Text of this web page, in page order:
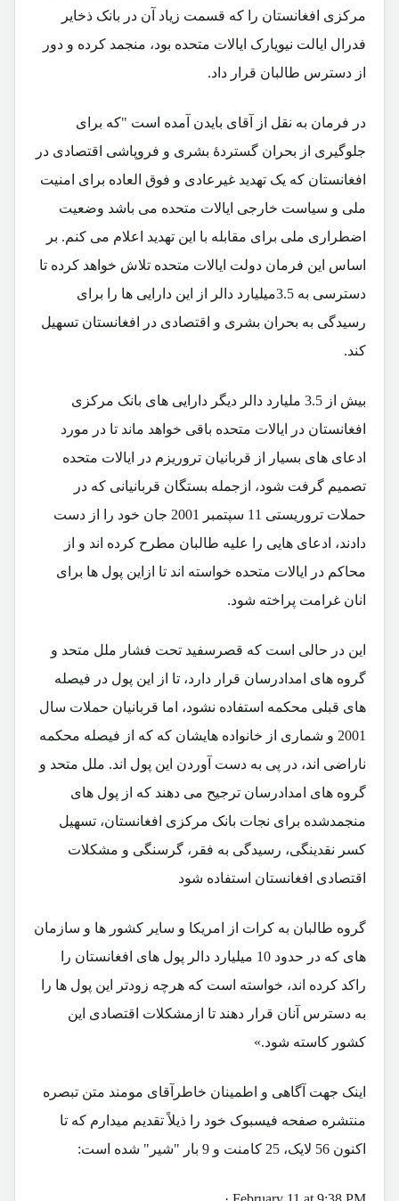
مرکزی افغانستان را که قسمت زیاد آن در بانک ذخایر
فدرال ایالت نیویارک ایالات متحده بود، منجمد کرده و دور
از دسترس طالبان قرار داد.
در فرمان به نقل از آقای بایدن آمده است "که برای
جلوگیری از بحران گستردهٔ بشری و فروپاشی اقتصادی در
افغانستان که یک تهدید غیرعادی و فوق العاده برای امنیت
ملی و سیاست خارجی ایالات متحده می ‌باشد وضعیت
اضطراری ملی برای مقابله با این تهدید اعلام می کنم. بر
اساس این فرمان دولت ایالات متحده تلاش خواهد کرده تا
دسترسی به 3.5میلیارد دالر از این دارایی‌ ها را برای
رسیدگی به بحران بشری و اقتصادی در افغانستان تسهیل
کند.
بیش از 3.5 ملیارد دالر دیگر دارایی های بانک مرکزی
افغانستان در ایالات متحده باقی خواهد ماند تا در مورد
ادعای های بسیار از قربانیان تروریزم در ایالات متحده
تصمیم گرفت شود، ازجمله بستگان قربانیانی که در
حملات تروریستی 11 سپتمبر 2001 جان خود را از دست
دادند، ادعای هایی را علیه طالبان مطرح کرده اند و از
محاکم در ایالات متحده خواسته اند تا ازاین پول ها برای
انان غرامت پراخته شود.
این در حالی است که قصرسفید تحت فشار ملل متحد و
گروه‌ های امدادرسان قرار دارد، تا از این پول در فیصله‌
های قبلی محکمه استفاده نشود، اما قربانیان حملات سال
2001 و شماری از خانواده ‌هایشان که که از فیصله ‌محکمه
ناراضی اند، در پی به دست آوردن این پول اند. ملل متحد و
گروه‌ های امدادرسان ترجیح می‌ دهند که از پول‌ های
منجمدشده برای نجات بانک مرکزی افغانستان، تسهیل
کسر نقدینگی، رسیدگی به فقر، گرسنگی و مشکلات
اقتصادی افغانستان استفاده شود
گروه طالبان به کرات از امریکا و سایر کشور‌ ها و سازمان‌
های که در حدود 10 میلیارد دالر پول ‌های افغانستان را
راکد کرده اند،‌ خواسته است که هرچه زودتر این پول ‌ها را
به دسترس آنان قرار دهند تا ازمشکلات اقتصادی این
کشور کاسته شود.»
اینک جهت آگاهی و اطمینان خاطرآقای مومند متن تبصره
منتشره صفحه فیسبوک خود را ذیلاً تقدیم میدارم که تا
اکنون 56 لایک، 25 کامنت و 9 بار "شیر" شده است: